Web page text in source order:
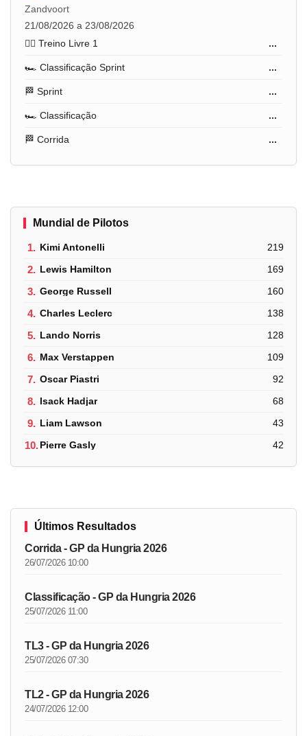
Zandvoort
21/08/2026 a 23/08/2026
🏋️‍♂️ Treino Livre 1
...
🏎️ Classificação Sprint ...
🏁 Sprint ...
🏎️ Classificação ...
🏁 Corrida ...
Mundial de Pilotos
1. Kimi Antonelli 219
2. Lewis Hamilton 169
3. George Russell 160
4. Charles Leclerc 138
5. Lando Norris 128
6. Max Verstappen 109
7. Oscar Piastri 92
8. Isack Hadjar 68
9. Liam Lawson 43
10.Pierre Gasly 42
Últimos Resultados
Corrida - GP da Hungria 2026
26/07/2026 10:00
Classificação - GP da Hungria 2026
25/07/2026 11:00
TL3 - GP da Hungria 2026
25/07/2026 07:30
TL2 - GP da Hungria 2026
24/07/2026 12:00